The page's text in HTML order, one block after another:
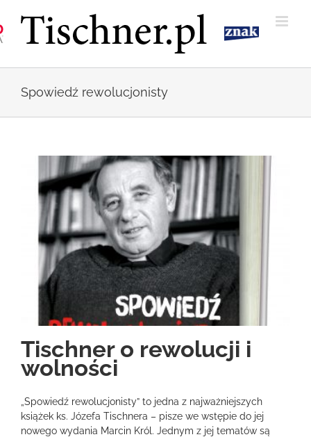
zawartości
Spowiedź rewolucjonisty
Tischner o rewolucji i
wolności
„Spowiedź rewolucjonisty” to jedna z najważniejszych
książek ks. Józefa Tischnera – pisze we wstępie do jej
nowego wydania Marcin Król. Jednym z jej tematów są